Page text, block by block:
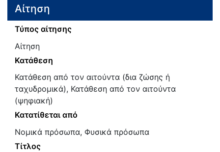
Αίτηση
Τύπος αίτησης
Αίτηση
Κατάθεση
Κατάθεση από τον αιτούντα (δια ζώσης ή
ταχυδρομικά), Κατάθεση από τον αιτούντα
(ψηφιακή)
Κατατίθεται από
Νομικά πρόσωπα, Φυσικά πρόσωπα
Τίτλος